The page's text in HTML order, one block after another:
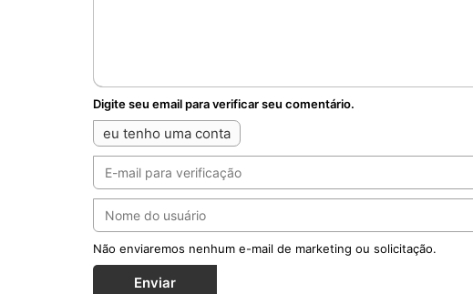
Digite seu email para verificar seu comentário.
eu tenho uma conta
Não enviaremos nenhum e-mail de marketing ou solicitação.
Enviar